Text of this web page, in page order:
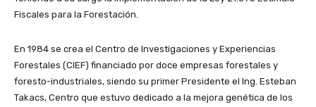
Fiscales para la Forestación.
En 1984 se crea el Centro de Investigaciones y Experiencias
Forestales (CIEF) financiado por doce empresas forestales y
foresto-industriales, siendo su primer Presidente el Ing. Esteban
Takacs, Centro que estuvo dedicado a la mejora genética de los